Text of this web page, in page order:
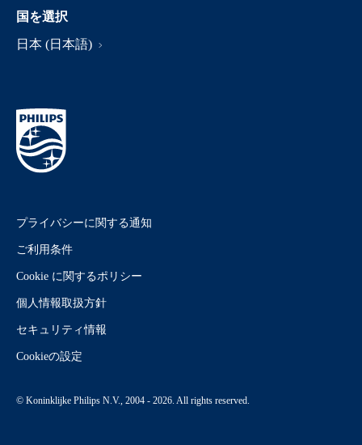
国を選択
日本 (日本語)
プライバシーに関する通知
ご利用条件
Cookie に関するポリシー
個人情報取扱方針
セキュリティ情報
Cookieの設定
© Koninklijke Philips N.V., 2004 - 2026. All rights reserved.